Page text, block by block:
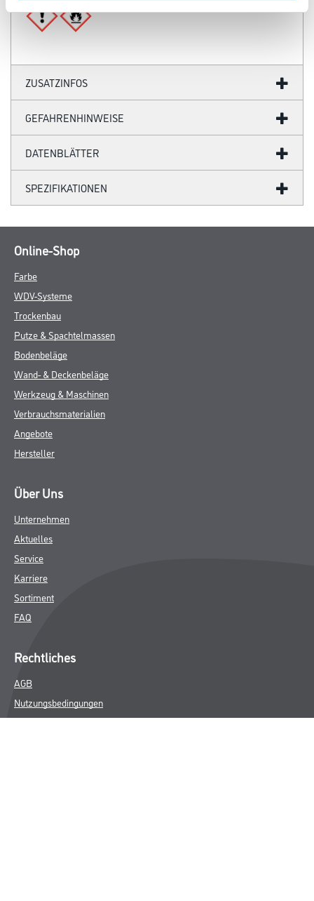
ZUSATZINFOS
GEFAHRENHINWEISE
DATENBLÄTTER
SPEZIFIKATIONEN
Online-Shop
Farbe
WDV-Systeme
Trockenbau
Putze & Spachtelmassen
Bodenbeläge
Wand- & Deckenbeläge
Werkzeug & Maschinen
Verbrauchsmaterialien
Angebote
Hersteller
Über Uns
Unternehmen
Aktuelles
Service
Karriere
Sortiment
FAQ
Rechtliches
AGB
Nutzungsbedingungen
Logistik- und Servicepreisliste